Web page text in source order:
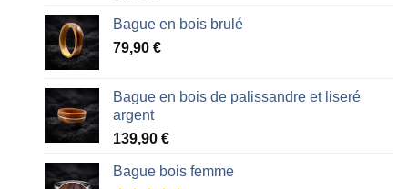
Bague en bois brulé
79,90 €
Bague en bois de palissandre et liseré
argent
139,90 €
Bague bois femme